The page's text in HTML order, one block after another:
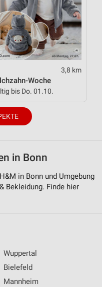
3,8 km
Woche
bis Do. 01.10.
in Bonn
in Bonn und Umgebung
Bekleidung. Finde hier
Wuppertal
Bielefeld
Mannheim